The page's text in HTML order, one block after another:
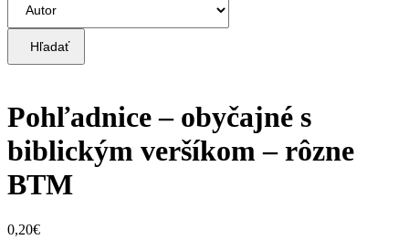
Hľadať
Pohľadnice – obyčajné s
biblickým veršíkom – rôzne
BTM
0,20€